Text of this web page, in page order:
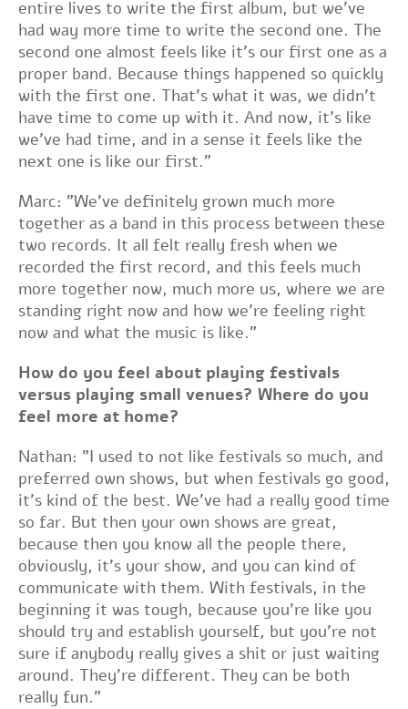
entire lives to write the first album, but we've
had way more time to write the second one. The
second one almost feels like it's our first one as a
proper band. Because things happened so quickly
with the first one. That's what it was, we didn't
have time to come up with it. And now, it's like
we've had time, and in a sense it feels like the
next one is like our first."
Marc: "We've definitely grown much more
together as a band in this process between these
two records. It all felt really fresh when we
recorded the first record, and this feels much
more together now, much more us, where we are
standing right now and how we're feeling right
now and what the music is like.”
How do you feel about playing festivals
versus playing small venues? Where do you
feel more at home?
Nathan: "I used to not like festivals so much, and
preferred own shows, but when festivals go good,
it's kind of the best. We've had a really good time
so far. But then your own shows are great,
because then you know all the people there,
obviously, it's your show, and you can kind of
communicate with them. With festivals, in the
beginning it was tough, because you're like you
should try and establish yourself, but you're not
sure if anybody really gives a shit or just waiting
around. They're different. They can be both
really fun."